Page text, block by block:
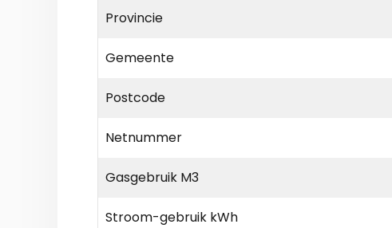
Provincie
Gemeente
Postcode
Netnummer
Gasgebruik M3
Stroom-gebruik kWh